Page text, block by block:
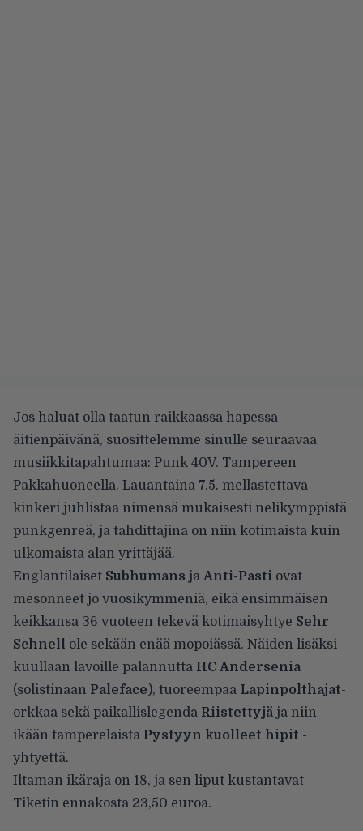
Jos haluat olla taatun raikkaassa hapessa
äitienpäivänä, suosittelemme sinulle seuraavaa
musiikkitapahtumaa: Punk 40V. Tampereen
Pakkahuoneella. Lauantaina 7.5. mellastettava
kinkeri juhlistaa nimensä mukaisesti nelikymppistä
punkgenreä, ja tahdittajina on niin kotimaista kuin
ulkomaista alan yrittäjää.
Englantilaiset Subhumans ja Anti-Pasti ovat
mesonneet jo vuosikymmeniä, eikä ensimmäisen
keikkansa 36 vuoteen tekevä kotimaisyhtye Sehr
Schnell ole sekään enää mopoiässä. Näiden lisäksi
kuullaan lavoille palannutta HC Andersenia
(solistinaan Paleface), tuoreempaa Lapinpolthajat-
orkkaa sekä paikallislegenda Riistettyjä ja niin
ikään tamperelaista Pystyyn kuolleet hipit -
yhtyettä.
Iltaman ikäraja on 18, ja sen liput kustantavat
Tiketin ennakosta 23,50 euroa.